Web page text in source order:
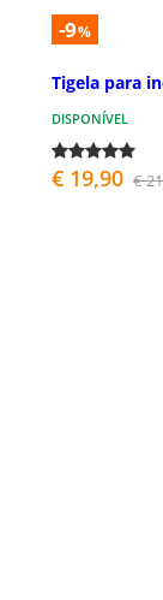
-9%
Tigela para
DISPONÍVEL
€ 19,90 €